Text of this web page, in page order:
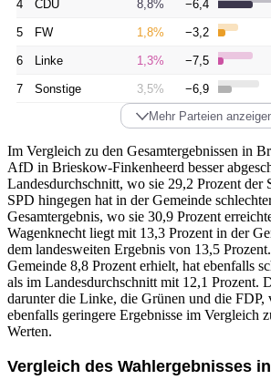
4 CDU 8,8% −6,4
5 FW 1,8% −3,2
6 Linke 1,3% −7,5
7 Sonstige 3,5%
−6,9
Mehr Parteien
Im Vergleich zu den Gesamtergebnissen in
AfD in Brieskow-Finkenheerd besser
Landesdurchschnitt, wo sie 29,2 Prozent der
SPD hingegen hat in der Gemeinde
Gesamtergebnis, wo sie 30,9 Prozent
Wagenknecht liegt mit 13,3 Prozent in der
dem landesweiten Ergebnis von 13,5
Gemeinde 8,8 Prozent erhielt, hat ebenfalls
als im Landesdurchschnitt mit 12,1 Prozent.
darunter die Linke, die Grünen und die FDP,
ebenfalls geringere Ergebnisse im Vergleich
Werten.
Vergleich des Wahlergebnisses